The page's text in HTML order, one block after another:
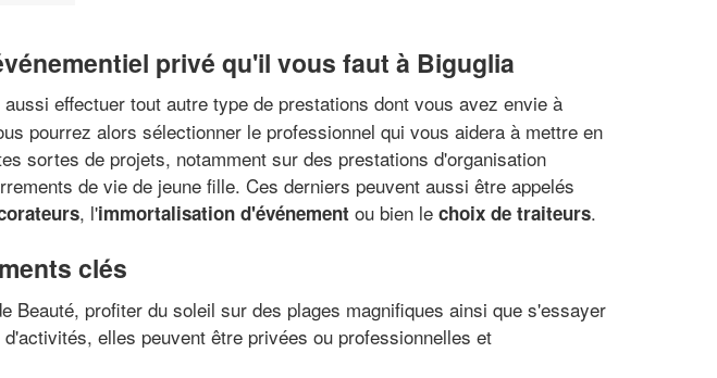
privé qu'il vous faut à Biguglia
effectuer tout autre type de prestations dont vous avez envie à
pourrez alors sélectionner le professionnel qui vous aidera à mettre en
sortes de projets, notamment sur des prestations d'organisation
de vie de jeune fille. Ces derniers peuvent aussi être appelés
, l'immortalisation d'événement ou bien le choix de traiteurs.
clés
profiter du soleil sur des plages magnifiques ainsi que s'essayer
elles peuvent être privées ou professionnelles et